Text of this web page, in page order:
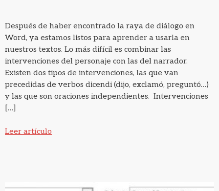
Después de haber encontrado la raya de diálogo en
Word, ya estamos listos para aprender a usarla en
nuestros textos. Lo más difícil es combinar las
intervenciones del personaje con las del narrador.
Existen dos tipos de intervenciones, las que van
precedidas de verbos dicendi (dijo, exclamó, preguntó…)
y las que son oraciones independientes. Intervenciones
[…]
Leer artículo